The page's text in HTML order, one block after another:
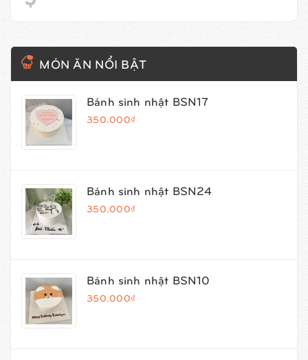
MÓN ĂN NỔI BẬT
Bánh sinh nhật BSN17
350.000₫
Bánh sinh nhật BSN24
350.000₫
Bánh sinh nhật BSN10
350.000₫